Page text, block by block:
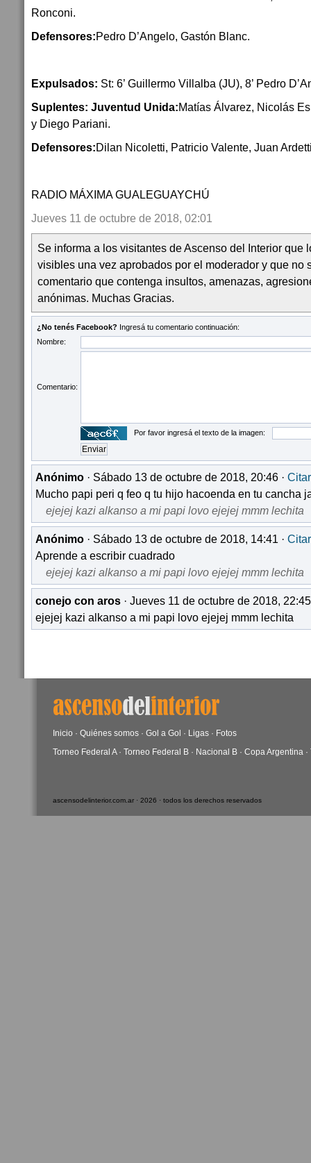
Ronconi.
Defensores:Pedro D’Angelo, Gastón Blanc.
Expulsados: St: 6’ Guillermo Villalba (JU), 8’ Pedro
Suplentes: Juventud Unida:Matías Álvarez, Nicolás
y Diego Pariani.
Defensores:Dilan Nicoletti, Patricio Valente, Juan
RADIO MÁXIMA GUALEGUAYCHÚ
Jueves 11 de octubre de 2018, 02:01
Se informa a los visitantes de Ascenso del Interior que
visibles una vez aprobados por el moderador y que no
comentario que contenga insultos, amenazas,
anónimas. Muchas Gracias.
¿No tenés Facebook? Ingresá tu comentario continuación:
Nombre:
Comentario:
Por favor ingresá el texto de la imagen:
Anónimo · Sábado 13 de octubre de 2018, 20:46 · Citar
Mucho papi peri q feo q tu hijo hacoenda en tu cancha
ejejej kazi alkanso a mi papi lovo ejejej mmm lechita
Anónimo · Sábado 13 de octubre de 2018, 14:41 · Citar
Aprende a escribir cuadrado
ejejej kazi alkanso a mi papi lovo ejejej mmm lechita
conejo con aros · Jueves 11 de octubre de 2018,
ejejej kazi alkanso a mi papi lovo ejejej mmm lechita
Inicio · Quiénes somos · Gol a Gol · Ligas · Fotos
Torneo Federal A· Torneo Federal B · Nacional B · Copa Argentina ·
ascensodelinterior.com.ar · 2026 · todos los derechos reservados